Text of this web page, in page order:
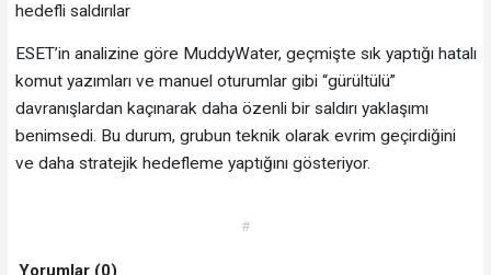
hedefli saldırılar
ESET’in analizine göre MuddyWater, geçmişte sık yaptığı hatalı
komut yazımları ve manuel oturumlar gibi “gürültülü”
davranışlardan kaçınarak daha özenli bir saldırı yaklaşımı
benimsedi. Bu durum, grubun teknik olarak evrim geçirdiğini
ve daha stratejik hedefleme yaptığını gösteriyor.
#
Yorumlar (0)